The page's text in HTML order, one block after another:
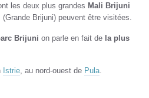
les deux plus grandes Mali Brijuni
(Grande Brijuni) peuvent être visitées.
Brijuni on parle en fait de la plus
Istrie , au nord-ouest de Pula